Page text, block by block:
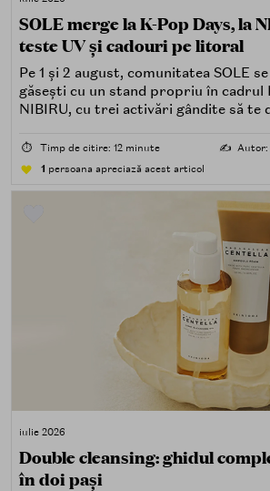
SOLE merge la K-Pop Days, la
teste UV și cadouri pe litoral
Pe 1 și 2 august, comunitatea SOLE
găsești cu un stand propriu în cadrul
NIBIRU, cu trei activări gândite să te
⏱️ Timp de citire: 12 minute ✍️ Autor:
1 persoana apreciază acest articol
iulie 2026
Double cleansing: ghidul
în doi pași